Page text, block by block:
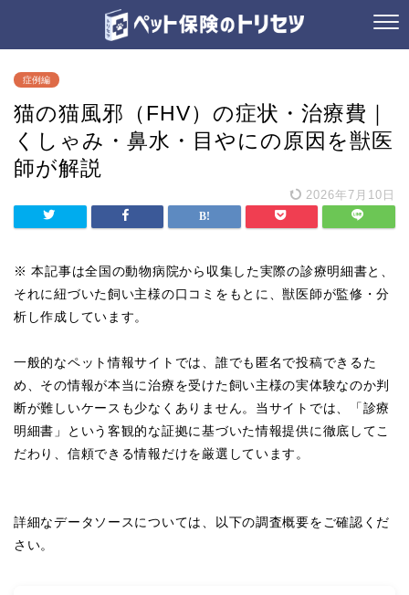
症例編
猫の猫風邪（FHV）の症状・治療費｜
くしゃみ・鼻水・目やにの原因を獣医
師が解説
2026年7月10日
※ 本記事は全国の動物病院から収集した実際の診療明細書と、
それに紐づいた飼い主様の口コミをもとに、獣医師が監修・分
析し作成しています。
一般的なペット情報サイトでは、誰でも匿名で投稿できるた
め、その情報が本当に治療を受けた飼い主様の実体験なのか判
断が難しいケースも少なくありません。当サイトでは、「診療
明細書」という客観的な証拠に基づいた情報提供に徹底してこ
だわり、信頼できる情報だけを厳選しています。
詳細なデータソースについては、以下の調査概要をご確認くだ
さい。